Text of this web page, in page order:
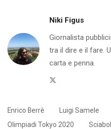
Niki Figus
Giornalista
tra il dire e il fare.
carta e penna.
Enrico Berrè Luigi Samele
Olimpiadi Tokyo 2020